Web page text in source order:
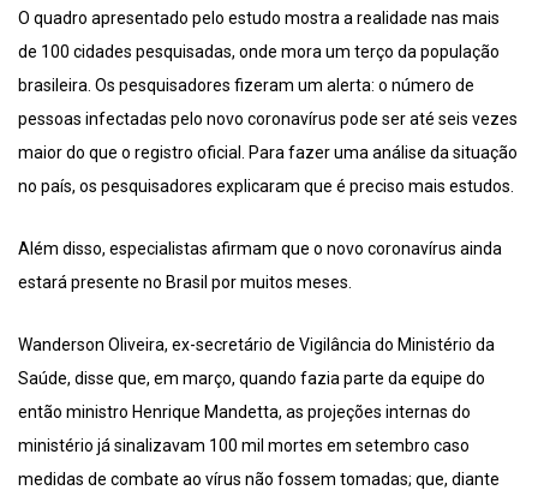
O quadro apresentado pelo estudo mostra a realidade nas mais
de 100 cidades pesquisadas, onde mora um terço da população
brasileira. Os pesquisadores fizeram um alerta: o número de
pessoas infectadas pelo novo coronavírus pode ser até seis vezes
maior do que o registro oficial. Para fazer uma análise da situação
no país, os pesquisadores explicaram que é preciso mais estudos.
Além disso, especialistas afirmam que o novo coronavírus ainda
estará presente no Brasil por muitos meses.
Wanderson Oliveira, ex-secretário de Vigilância do Ministério da
Saúde, disse que, em março, quando fazia parte da equipe do
então ministro Henrique Mandetta, as projeções internas do
ministério já sinalizavam 100 mil mortes em setembro caso
medidas de combate ao vírus não fossem tomadas; que, diante